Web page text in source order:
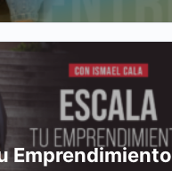
Emprendimiento